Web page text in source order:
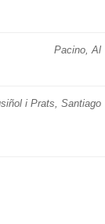
Pacino, Al
i Prats, Santiago